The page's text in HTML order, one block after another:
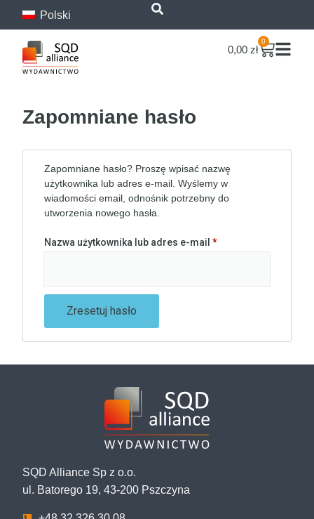
treści
Polski
0,00 zł
0
Zapomniane hasło
Zapomniane hasło? Proszę wpisać nazwę
użytkownika lub adres e-mail. Wyślemy w
wiadomości email, odnośnik potrzebny do
utworzenia nowego hasła.
Nazwa użytkownika lub adres e-mail *
Zresetuj hasło
SQD Alliance Sp z o.o.
ul. Batorego 19, 43-200 Pszczyna